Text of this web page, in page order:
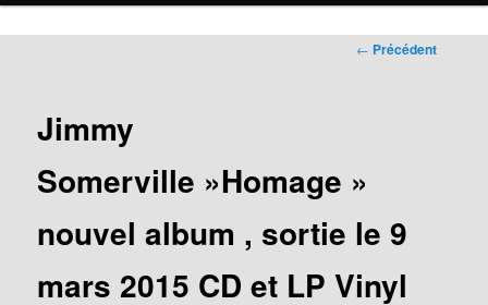
Navigation
← Précédent
Jimmy
Somerville »Homage »
nouvel album , sortie le 9
mars 2015 CD et LP Vinyl